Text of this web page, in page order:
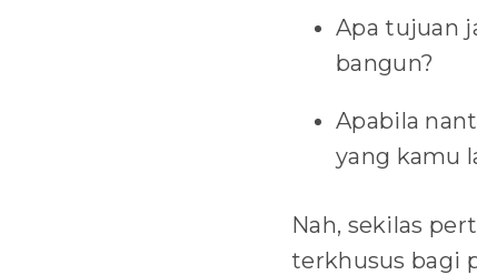
Apa tujuan
bangun?
Apabila
yang kamu
Nah, sekilas
terkhusus bagi